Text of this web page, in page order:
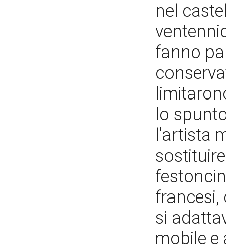
nel
fanno
lo
l'artista
francesi,
si
mobile